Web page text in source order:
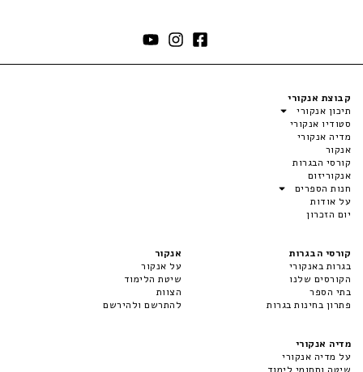
קבוצת אנקורי
תיכון אנקורי
סטודיו אנקורי
מדיה אנקורי
אנקור
קורסי הבגרות
אנקוריזום
חנות הספרים
על אודות
יום הזכרון
קורסי הבגרות
בגרות באנקורי
הקורסים שלנו
בתי הספר
פתרון בחינות בגרות
אנקור
על אנקור
שיטת הלימוד
הצוות
להתרשם ולהירשם
מדיה אנקורי
על מדיה אנקורי